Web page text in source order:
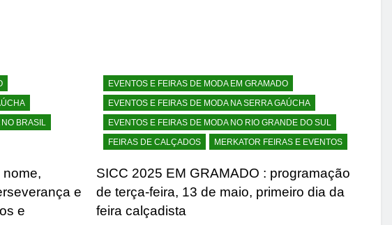
NO BRASIL
nome,
e
e
EVENTOS E FEIRAS DE MODA EM GRAMADO
EVENTOS E FEIRAS DE MODA NA SERRA GAÚCHA
EVENTOS E FEIRAS DE MODA NO RIO GRANDE DO SUL
FEIRAS DE CALÇADOS
MERKATOR FEIRAS E EVENTOS
SICC 2025 EM GRAMADO : programação
de terça-feira, 13 de maio, primeiro dia da
feira calçadista